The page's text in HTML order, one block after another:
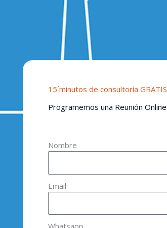
15´minutos de consultoría GRATIS
Programemos una Reunión Online
Nombre
Email